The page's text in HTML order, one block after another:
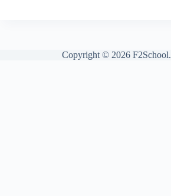
Copyright © 2026 F2School.